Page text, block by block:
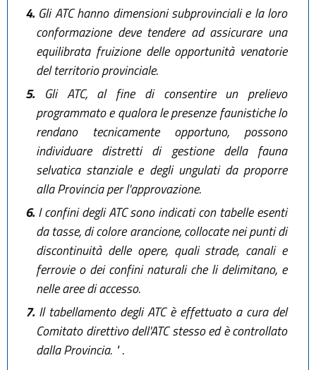
4.Gli ATC hanno dimensioni subprovinciali e la loro
conformazione deve tendere ad assicurare una
equilibrata fruizione delle opportunità venatorie
del territorio provinciale.
5.Gli ATC, al fine di consentire un prelievo
programmato e qualora le presenze faunistiche lo
rendano tecnicamente opportuno, possono
individuare distretti di gestione della fauna
selvatica stanziale e degli ungulati da proporre
alla Provincia per l'approvazione.
6.I confini degli ATC sono indicati con tabelle esenti
da tasse, di colore arancione, collocate nei punti di
discontinuità delle opere, quali strade, canali e
ferrovie o dei confini naturali che li delimitano, e
nelle aree di accesso.
7.Il tabellamento degli ATC è effettuato a cura del
Comitato direttivo dell'ATC stesso ed è controllato
dalla Provincia. " .